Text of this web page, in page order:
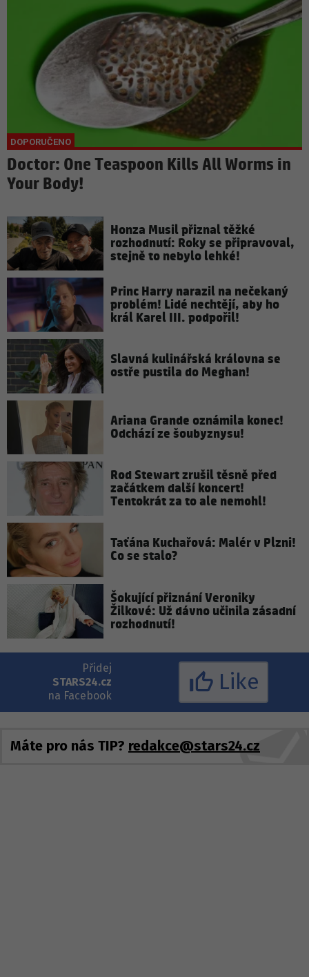
Doctor: One Teaspoon Kills All Worms in
Your Body!
Honza Musil přiznal těžké
rozhodnutí: Roky se připravoval,
stejně to nebylo lehké!
Princ Harry narazil na nečekaný
problém! Lidé nechtějí, aby ho
král Karel III. podpořil!
Slavná kulinářská královna se
ostře pustila do Meghan!
Ariana Grande oznámila konec!
Odchází ze šoubyznysu!
Rod Stewart zrušil těsně před
začátkem další koncert!
Tentokrát za to ale nemohl!
Taťána Kuchařová: Malér v Plzni!
Co se stalo?
Šokující přiznání Veroniky
Žilkové: Už dávno učinila zásadní
rozhodnutí!
Přidej
STARS24.cz
na Facebook
Like
Máte pro nás TIP? redakce@stars24.cz